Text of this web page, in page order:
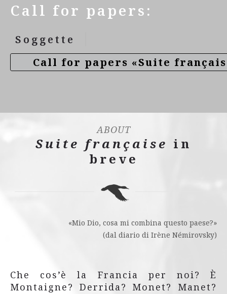
Call for papers:
Soggette
Call for papers «Suite
ABOUT
Suite française in
breve
«Mio Dio, cosa mi combina questo paese?»
(dal diario di Irène Némirovsky)
Che cos’è la Francia per noi? È
Montaigne? Derrida? Monet? Manet?